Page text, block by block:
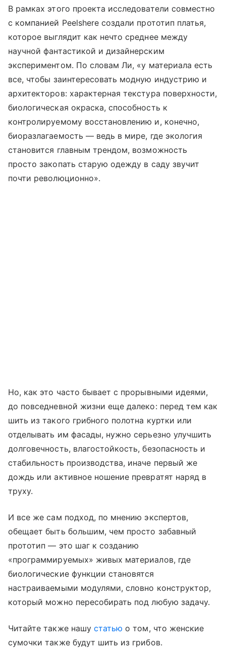
В рамках этого проекта исследователи совместно
с компанией Peelshere создали прототип платья,
которое выглядит как нечто среднее между
научной фантастикой и дизайнерским
экспериментом. По словам Ли, «у материала есть
все, чтобы заинтересовать модную индустрию и
архитекторов: характерная текстура поверхности,
биологическая окраска, способность к
контролируемому восстановлению и, конечно,
биоразлагаемость — ведь в мире, где экология
становится главным трендом, возможность
просто закопать старую одежду в саду звучит
почти революционно».
Но, как это часто бывает с прорывными идеями,
до повседневной жизни еще далеко: перед тем как
шить из такого грибного полотна куртки или
отделывать им фасады, нужно серьезно улучшить
долговечность, влагостойкость, безопасность и
стабильность производства, иначе первый же
дождь или активное ношение превратят наряд в
труху.
И все же сам подход, по мнению экспертов,
обещает быть большим, чем просто забавный
прототип — это шаг к созданию
«программируемых» живых материалов, где
биологические функции становятся
настраиваемыми модулями, словно конструктор,
который можно пересобирать под любую задачу.
Читайте также нашу статью о том, что женские
сумочки также будут шить из грибов.